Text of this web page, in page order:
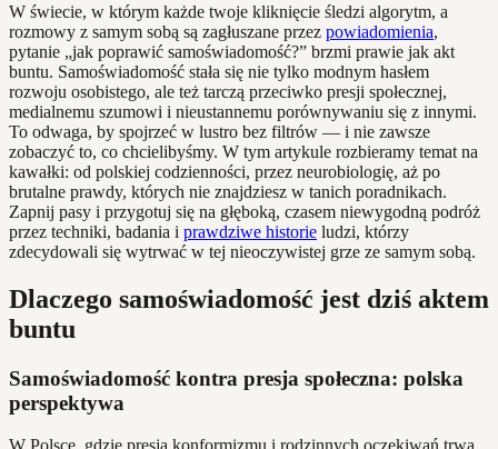
W świecie, w którym każde twoje kliknięcie śledzi algorytm, a
rozmowy z samym sobą są zagłuszane przez powiadomienia,
pytanie „jak poprawić samoświadomość?” brzmi prawie jak akt
buntu. Samoświadomość stała się nie tylko modnym hasłem
rozwoju osobistego, ale też tarczą przeciwko presji społecznej,
medialnemu szumowi i nieustannemu porównywaniu się z innymi.
To odwaga, by spojrzeć w lustro bez filtrów — i nie zawsze
zobaczyć to, co chcielibyśmy. W tym artykule rozbieramy temat na
kawałki: od polskiej codzienności, przez neurobiologię, aż po
brutalne prawdy, których nie znajdziesz w tanich poradnikach.
Zapnij pasy i przygotuj się na głęboką, czasem niewygodną podróż
przez techniki, badania i prawdziwe historie ludzi, którzy
zdecydowali się wytrwać w tej nieoczywistej grze ze samym sobą.
Dlaczego samoświadomość jest dziś aktem
buntu
Samoświadomość kontra presja społeczna: polska
perspektywa